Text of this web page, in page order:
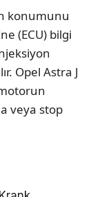
konumunu
(ECU) bilgi
Opel Astra J
veya stop